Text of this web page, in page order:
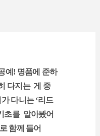
예! 명품에 준하
다지는 게 중
다니는 ‘리드
초를 알아봤어
함께 들어